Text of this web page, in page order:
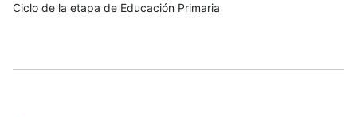
Ciclo de la etapa de Educación Primaria